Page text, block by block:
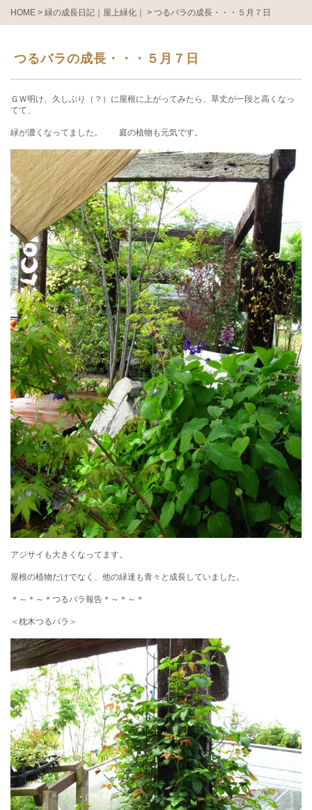
HOME > 緑の成長日記｜屋上緑化｜ > つるバラの成長・・・５月７日
つるバラの成長・・・５月７日
ＧＷ明け、久しぶり（？）に屋根に上がってみたら、草丈が一段と高くなっ
てて、
緑が濃くなってました。 庭の植物も元気です。
アジサイも大きくなってます。
屋根の植物だけでなく、他の緑達も青々と成長していました。
＊～＊～＊つるバラ報告＊～＊～＊
＜枕木つるバラ＞